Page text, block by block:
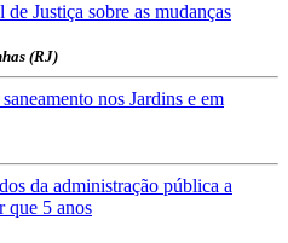
Justiça sobre as mudanças
(RJ)
nos Jardins e em
da administração pública a
que 5 anos